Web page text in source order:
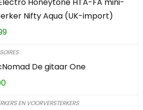
Nifty Aqua (UK-import)
De gitaar One
EN VOORVERSTERKERS